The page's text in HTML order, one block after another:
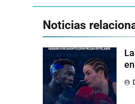
Noticias